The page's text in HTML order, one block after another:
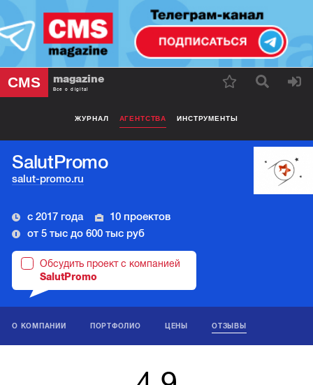
CMS magazine
Все о digital
ЖУРНАЛ АГЕНТСТВА ИНСТРУМЕНТЫ
SalutPromo
salut-promo.ru
с 2017 года
10 проектов
от 5 тыс до 600 тыс руб
Обсудить проект с компанией
SalutPromo
О КОМПАНИИ ПОРТФОЛИО ЦЕНЫ ОТЗЫВЫ